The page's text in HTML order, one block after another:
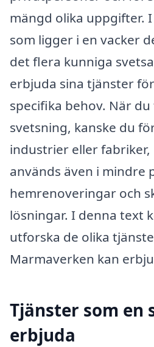
mängd olika uppgifter.
som ligger i en vacker
det flera kunniga
erbjuda sina tjänster
specifika behov. När
svetsning, kanske du
industrier eller fabriker,
används även i mindre
hemrenoveringar och
lösningar. I denna text
utforska de olika
Marmaverken kan
Tjänster som en
erbjuda